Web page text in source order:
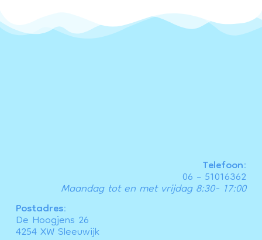
Postadres:
De Hoogjens 26
4254 XW Sleeuwijk
Telefoon:
06 – 51016362
Maandag tot en met vrijdag 8:30- 17:00